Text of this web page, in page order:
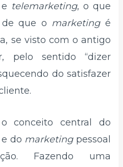
telemarketing, o que
de que o marketingé
se visto com o antigo
pelo sentido “dizer
do satisfazer
conceito central do
do marketingpessoal
Fazendo uma